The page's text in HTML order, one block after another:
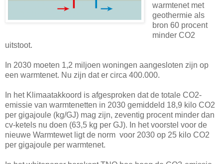
warmtenet met
geothermie als
bron 60 procent
minder CO2
uitstoot.
In 2030 moeten 1,2 miljoen woningen aangesloten zijn op
een warmtenet. Nu zijn dat er circa 400.000.
In het Klimaatakkoord is afgesproken dat de totale CO2-
emissie van warmtenetten in 2030 gemiddeld 18,9 kilo CO2
per gigajoule (kg/GJ) mag zijn, zeventig procent minder dan
cv-ketels nu doen (63,5 kg per GJ). In het voorstel voor de
nieuwe Warmtewet ligt de norm voor 2030 op 25 kilo CO2
per gigajoule per warmtenet.